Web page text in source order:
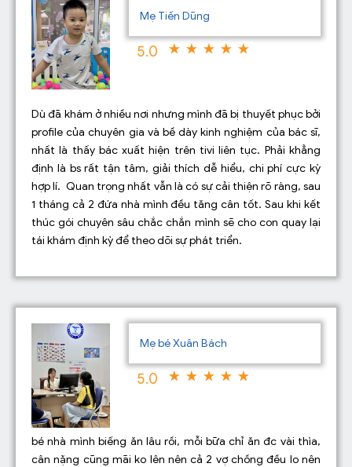
Mẹ Tiến Dũng
5.0
Dù đã khám ở nhiều nơi nhưng mình đã bị thuyết phục bởi
profile của chuyên gia và bề dày kinh nghiệm của bác sĩ,
nhất là thấy bác xuất hiện trên tivi liên tục. Phải khẳng
định là bs rất tận tâm, giải thích dễ hiểu, chi phí cực kỳ
hợp lí. Quan trọng nhất vẫn là có sự cải thiện rõ ràng, sau
1 tháng cả 2 đứa nhà mình đều tăng cân tốt. Sau khi kết
thúc gói chuyên sâu chắc chắn mình sẽ cho con quay lại
tái khám định kỳ để theo dõi sự phát triển.
Mẹ bé Xuân Bách
5.0
bé nhà mình biếng ăn lâu rồi, mỗi bữa chỉ ăn đc vài thìa,
cân nặng cũng mãi ko lên nên cả 2 vợ chồng đều lo nên